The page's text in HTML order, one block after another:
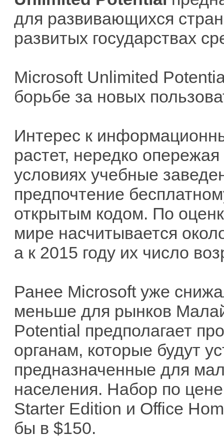
для развивающихся
развитых государствах
Microsoft Unlimited
борьбе за новых
Интерес к
растет, нередко
условиях учебные
предпочтение
открытым кодом. По
мире насчитывается
а к 2015 году их число
Ранее Microsoft уже
меньше для рынков
Potential предполагает
органам, которые будут
предназначенные для
населения. Набор по
Starter Edition и Office
бы в $150.